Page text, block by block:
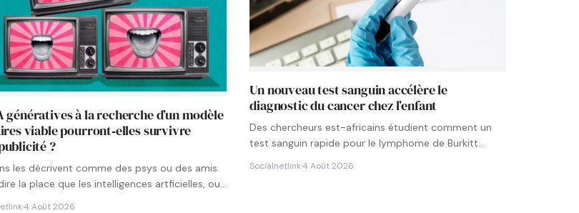
génératives à la recherche d’un modèle
viable pourront‑elles survivre
?
les décrivent comme des psys ou des amis.
la place que les intelligences artficielles, ou…
·4 Août 2026
Un nouveau test sanguin accélère le
diagnostic du cancer chez l’enfant
Des chercheurs est-africains étudient comment un
test sanguin rapide pour le lymphome de Burkitt
Socialnetlink·4 Août 2026